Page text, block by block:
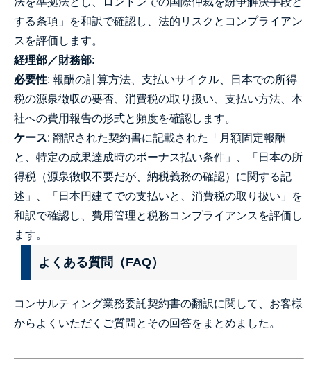
する条項」を和訳で確認し、法的リスクとコンプライアン
スを評価します。
経理部／財務部:
必要性: 報酬の計算方法、支払いサイクル、日本での所得
税の源泉徴収の要否、消費税の取り扱い、支払い方法、本
社への費用報告の形式と頻度を確認します。
ケース: 翻訳された契約書に記載された「月額固定報酬
と、特定の成果達成時のボーナス払い条件」、「日本の所
得税（源泉徴収不要だが、納税義務の確認）に関する記
述」、「日本円建てでの支払いと、消費税の取り扱い」を
和訳で確認し、費用管理と税務コンプライアンスを評価し
ます。
よくある質問（FAQ）
コンサルティング業務委託契約書の翻訳に関して、お客様
からよくいただくご質問とその回答をまとめました。